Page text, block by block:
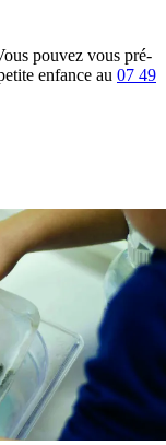
pouvez vous pré-
enfance au 07 49